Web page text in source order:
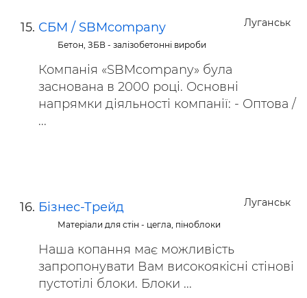
Луганськ
СБМ / SBMcompany
Бетон, ЗБВ - залізобетонні вироби
Компанія «SBMcompany» була
заснована в 2000 році. Основні
напрямки діяльності компанії: - Оптова /
...
Луганськ
Бізнес-Трейд
Матеріали для стін - цегла, піноблоки
Наша копання має можливість
запропонувати Вам високоякісні стінові
пустотілі блоки. Блоки ...